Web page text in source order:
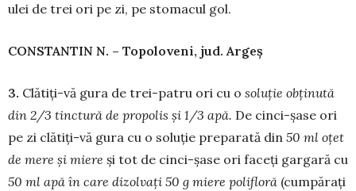
ulei de trei ori pe zi, pe stomacul gol.
CONSTANTIN N. – Topoloveni, jud. Argeș
3. Clătiți-vă gura de trei-patru ori cu o soluție obținută
din 2/3 tinctură de propolis și 1/3 apă. De cinci-șase ori
pe zi clătiți-vă gura cu o soluție preparată din 50 ml oțet
de mere și miere și tot de cinci-șase ori faceți gargară cu
50 ml apă în care dizolvați 50 g miere polifloră (cumpărați